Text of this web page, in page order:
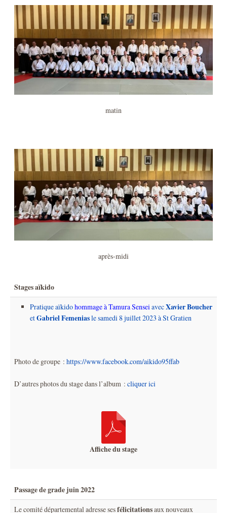
matin
après-midi
Stages aïkido
Pratique aïkidohommage à Tamura SenseiavecXavier Boucher
etGabriel Femeniasle samedi 8 juillet 2023 à St Gratien
Photo de groupe : https://www.facebook.com/aikido95ffab
D’autres photos du stage dans l’album : cliquer ici
Affiche du stage
Passage de grade juin 2022
Le comité départemental adresse sesfélicitationsaux nouveaux